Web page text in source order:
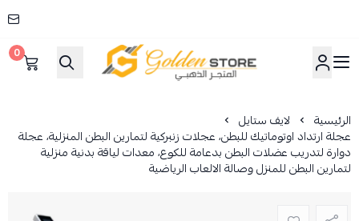
المتجر الذهبي
0
الرئيسية لايف ستايل
عجلة ارتداد اوتوماتيك للبطن، عجلات زنبركية لتمارين البطن المنزلية، عجلة
دوارة لتدريب عضلات البطن بدعامة للكوع، معدات لياقة بدنية منزلية
لتمارين البطن للمنزل وصالة الالعاب الرياضية